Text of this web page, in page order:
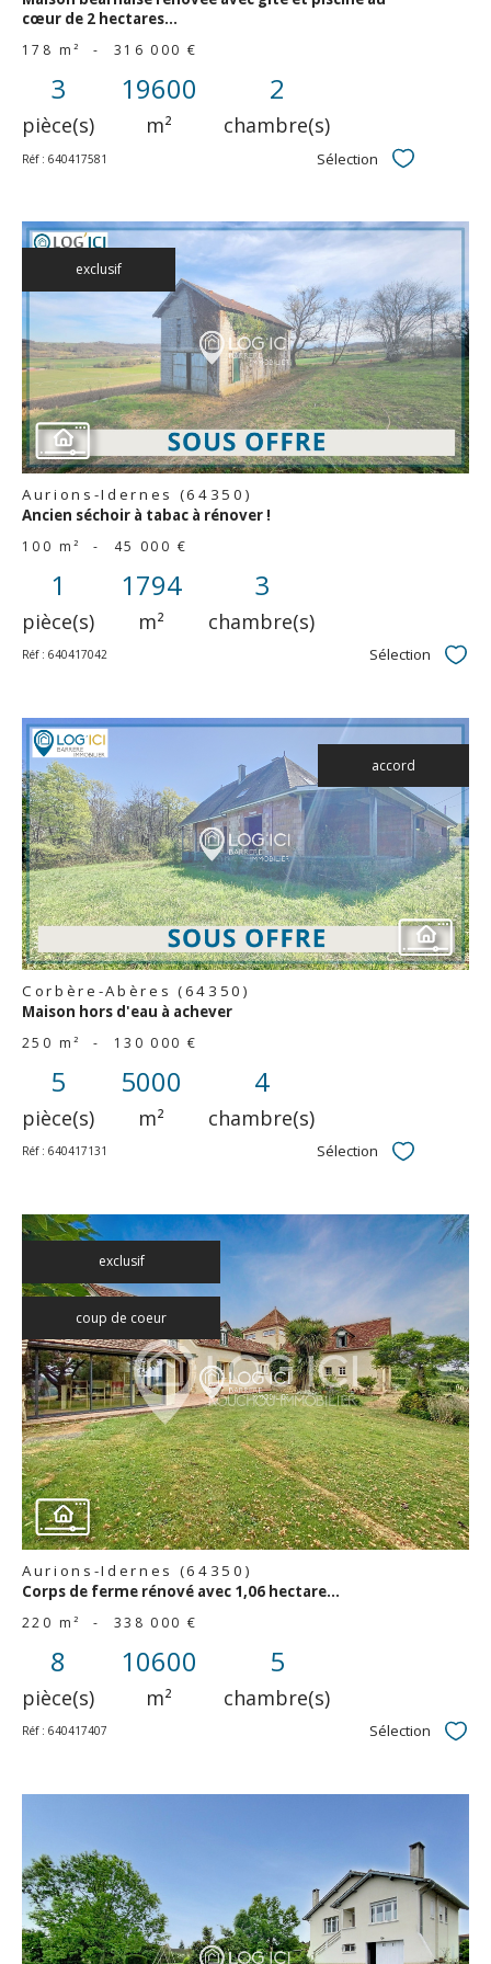
cœur de 2 hectares...
178 m² - 316 000 €
3
pièce(s)
19600
m²
2
chambre(s)
Réf : 640417581 Sélection Sélectionner
exclusif
voir le
bien
Aurions-Idernes (64350)
Ancien séchoir à tabac à rénover !
100 m² - 45 000 €
1
pièce(s)
1794
m²
3
chambre(s)
Réf : 640417042 Sélection
accord
voir le
bien
Corbère-Abères (64350)
Maison hors d'eau à achever
250 m² - 130 000 €
5
pièce(s)
5000
m²
4
chambre(s)
Réf : 640417131 Sélection Sélectionner
exclusif
coup de coeur
voir le
bien
Aurions-Idernes (64350)
Corps de ferme rénové avec 1,06 hectare...
220 m² - 338 000 €
8
pièce(s)
10600
m²
5
chambre(s)
Réf : 640417407 Sélection
voir le